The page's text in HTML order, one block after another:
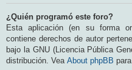
¿Quién programó este foro?
Esta aplicación (en su forma
contiene derechos de autor
bajo la GNU (Licencia Pública
distribución. Vea About phpBB